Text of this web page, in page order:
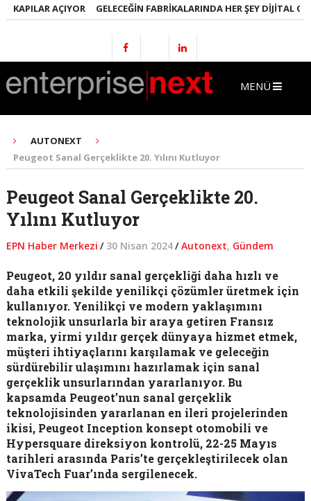
AÇIYOR GELECEĞIN FABRIKALARINDA HER ŞEY DIJITAL OLACAK
MENÜ
AUTONEXT
Peugeot Sanal Gerçeklikte 20. Yılını Kutluyor
Peugeot Sanal Gerçeklikte 20.
Yılını Kutluyor
EPN Haber Merkezi / 30 Nisan 2024/ Autonext, Gündem
Peugeot, 20 yıldır sanal gerçekliği daha hızlı ve
daha etkili şekilde yenilikçi çözümler üretmek için
kullanıyor. Yenilikçi ve modern yaklaşımını
teknolojik unsurlarla bir araya getiren Fransız
marka, yirmi yıldır gerçek dünyaya hizmet etmek,
müşteri ihtiyaçlarını karşılamak ve geleceğin
sürdürebilir ulaşımını hazırlamak için sanal
gerçeklik unsurlarından yararlanıyor. Bu
kapsamda Peugeot’nun sanal gerçeklik
teknolojisinden yararlanan en ileri projelerinden
ikisi, Peugeot Inception konsept otomobili ve
Hypersquare direksiyon kontrolü, 22-25 Mayıs
tarihleri arasında Paris’te gerçekleştirilecek olan
VivaTech Fuar’ında sergilenecek.